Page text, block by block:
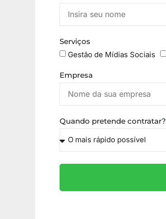
Serviços
Gestão de Mídias Sociais
Empresa
Quando pretende contratar?